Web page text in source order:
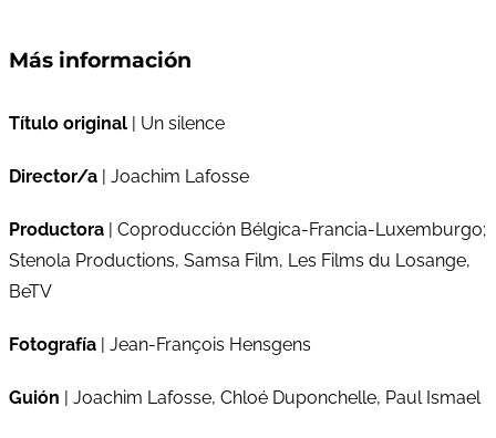
Más información
Título original | Un silence
Director/a | Joachim Lafosse
Productora | Coproducción Bélgica-Francia-Luxemburgo;
Stenola Productions, Samsa Film, Les Films du Losange,
BeTV
Fotografía | Jean-François Hensgens
Guión | Joachim Lafosse, Chloé Duponchelle, Paul Ismael